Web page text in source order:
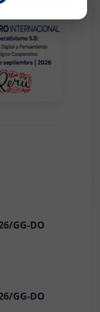
GG-DO
GG-DO